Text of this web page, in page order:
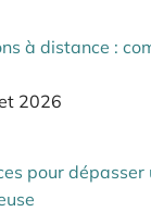
à distance :
2026
pour dépasser